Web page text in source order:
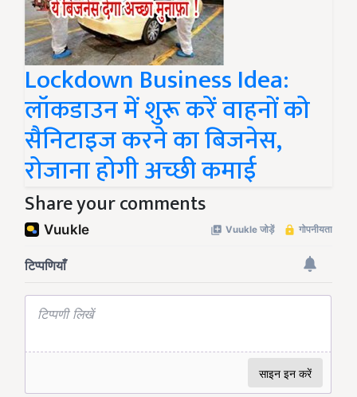
Lockdown Business Idea:
लॉकडाउन में शुरू करें वाहनों को
सैनिटाइज करने का बिजनेस,
रोजाना होगी अच्छी कमाई
Share your comments